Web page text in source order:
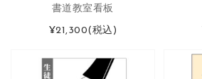
書道教室看板
¥21,300(税込)